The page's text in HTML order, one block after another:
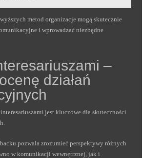
metod organizacje mogą skutecznie
i wprowadzać niezbędne
–
działań
jest kluczowe dla skuteczności
pozwala zrozumieć perspektywy różnych
w komunikacji wewnętrznej, jak i